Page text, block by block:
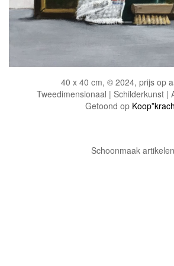
40 x 40 cm, © 2024, prijs op
Tweedimensionaal | Schilderkunst |
Getoond op
Schoonmaak artikelen